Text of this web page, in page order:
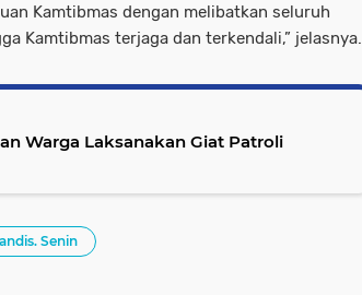
Kamtibmas dengan melibatkan seluruh
Kamtibmas terjaga dan terkendali,” jelasnya.
Warga Laksanakan Giat Patroli
Senin